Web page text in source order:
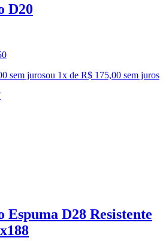
D20
sem jurosou 1x de R$ 175,00 sem juros
Espuma D28 Resistente